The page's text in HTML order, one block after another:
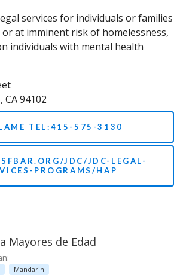
services for individuals or families
at imminent risk of homelessness,
individuals with mental health
CA 94102
TEL:415-575-3130
JDC/JDC-LEGAL-
PROGRAMS/HAP
Mayores de Edad
Mandarin